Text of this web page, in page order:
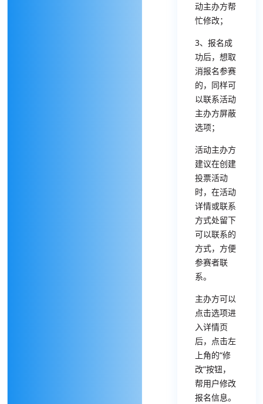
动主办方帮
忙修改；
3、报名成
功后，想取
消报名参赛
的，同样可
以联系活动
主办方屏蔽
选项；
活动主办方
建议在创建
投票活动
时，在活动
详情或联系
方式处留下
可以联系的
方式，方便
参赛者联
系。
主办方可以
点击选项进
入详情页
后，点击左
上角的“修
改”按钮，
帮用户修改
报名信息。